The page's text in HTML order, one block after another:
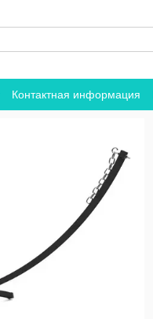
Контактная информация